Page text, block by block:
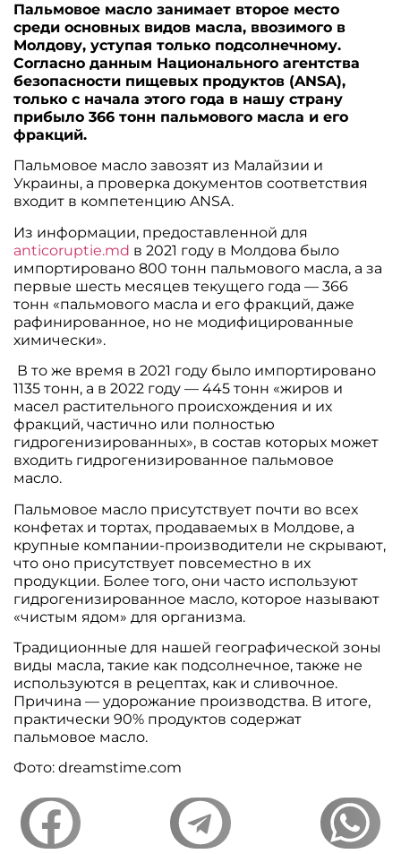
Пальмовое масло занимает второе место
среди основных видов масла, ввозимого в
Молдову, уступая только подсолнечному.
Согласно данным Национального агентства
безопасности пищевых продуктов (ANSA),
только с начала этого года в нашу страну
прибыло 366 тонн пальмового масла и его
фракций.
Пальмовое масло завозят из Малайзии и
Украины, а проверка документов соответствия
входит в компетенцию ANSA.
Из информации, предоставленной для
anticoruptie.md в 2021 году в Молдова было
импортировано 800 тонн пальмового масла, а за
первые шесть месяцев текущего года — 366
тонн «пальмового масла и его фракций, даже
рафинированное, но не модифицированные
химически».
В то же время в 2021 году было импортировано
1135 тонн, а в 2022 году — 445 тонн «жиров и
масел растительного происхождения и их
фракций, частично или полностью
гидрогенизированных», в состав которых может
входить гидрогенизированное пальмовое
масло.
Пальмовое масло присутствует почти во всех
конфетах и тортах, продаваемых в Молдове, а
крупные компании-производители не скрывают,
что оно присутствует повсеместно в их
продукции. Более того, они часто используют
гидрогенизированное масло, которое называют
«чистым ядом» для организма.
Традиционные для нашей географической зоны
виды масла, такие как подсолнечное, также не
используются в рецептах, как и сливочное.
Причина — удорожание производства. В итоге,
практически 90% продуктов содержат
пальмовое масло.
Фото: dreamstime.com